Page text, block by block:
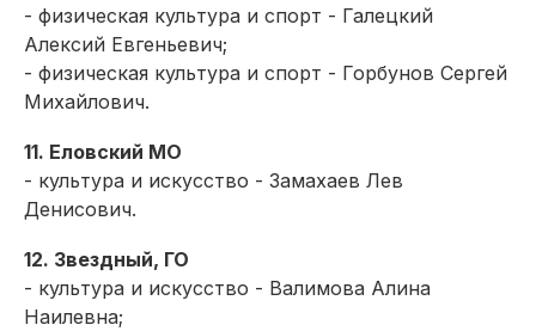
- физическая культура и спорт - Галецкий
Алексий Евгеньевич;
- физическая культура и спорт - Горбунов Сергей
Михайлович.
11. Еловский МО
- культура и искусство - Замахаев Лев
Денисович.
12. Звездный, ГО
- культура и искусство - Валимова Алина
Наилевна;